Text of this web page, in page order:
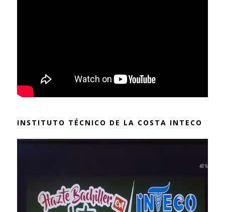
INSTITUTO TÉCNICO DE LA COSTA INTECO